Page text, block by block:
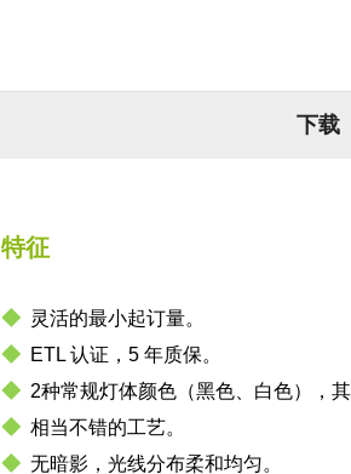
下载
特征
◆灵活的最小起订量。
◆ETL 认证，5 年质保。
◆2种常规灯体颜色（黑色、白色），其
◆相当不错的工艺。
◆无暗影，光线分布柔和均匀。